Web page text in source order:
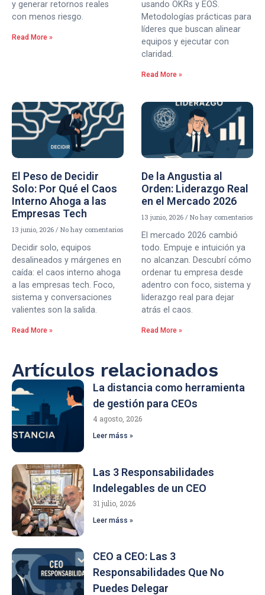
y generar retornos reales
con menos riesgo.
Read More »
usando OKRs y EOS.
Metodologías prácticas para
líderes que buscan alinear
equipos y ejecutar con
claridad.
Read More »
El Peso de Decidir
Solo: Por Qué el Caos
Interno Ahoga a las
Empresas Tech
13 junio, 2026 No hay comentarios
Decidir solo, equipos
desalineados y márgenes en
caída: el caos interno ahoga
a las empresas tech. Foco,
sistema y conversaciones
valientes son la salida.
Read More »
De la Angustia al
Orden: Liderazgo Real
en el Mercado 2026
13 junio, 2026 No hay comentarios
El mercado 2026 cambió
todo. Empuje e intuición ya
no alcanzan. Descubrí cómo
ordenar tu empresa desde
adentro con foco, sistema y
liderazgo real para dejar
atrás el caos.
Read More »
Artículos relacionados
La distancia como herramienta
de gestión para CEOs
4 agosto, 2026
Leer máss »
Las 3 Responsabilidades
Indelegables de un CEO
31 julio, 2026
Leer máss »
CEO a CEO: Las 3
Responsabilidades Que No
Puedes Delegar